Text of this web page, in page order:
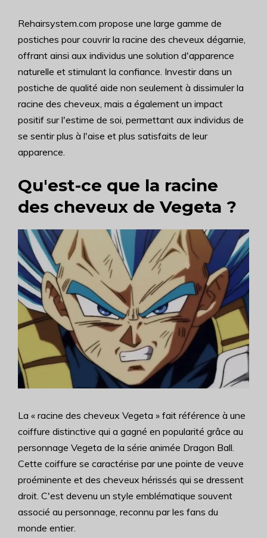
Rehairsystem.com propose une large gamme de
postiches pour couvrir la racine des cheveux dégarnie,
offrant ainsi aux individus une solution d'apparence
naturelle et stimulant la confiance. Investir dans un
postiche de qualité aide non seulement à dissimuler la
racine des cheveux, mais a également un impact
positif sur l'estime de soi, permettant aux individus de
se sentir plus à l'aise et plus satisfaits de leur
apparence.
Qu'est-ce que la racine
des cheveux de Vegeta ?
La « racine des cheveux Vegeta » fait référence à une
coiffure distinctive qui a gagné en popularité grâce au
personnage Vegeta de la série animée Dragon Ball.
Cette coiffure se caractérise par une pointe de veuve
proéminente et des cheveux hérissés qui se dressent
droit. C'est devenu un style emblématique souvent
associé au personnage, reconnu par les fans du
monde entier.